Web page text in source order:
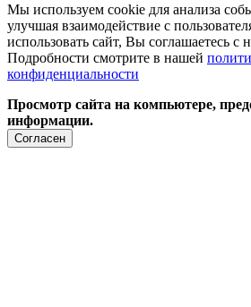
Мы используем cookie для анализа
улучшая взаимодействие с
использовать сайт, Вы соглашаетесь
Подробности смотрите в нашей
конфиденциальности
Просмотр сайта на компьютере,
информации.
Согласен